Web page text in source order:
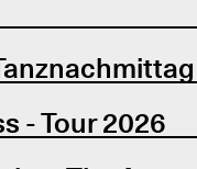
- Tour 2026